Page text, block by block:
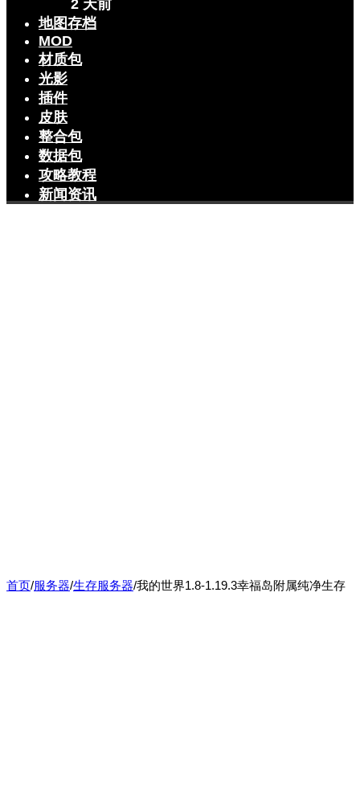
2 天前
地图存档
MOD
材质包
光影
插件
皮肤
整合包
数据包
攻略教程
新闻资讯
首页/服务器/生存服务器/我的世界1.8-1.19.3幸福岛附属纯净生存